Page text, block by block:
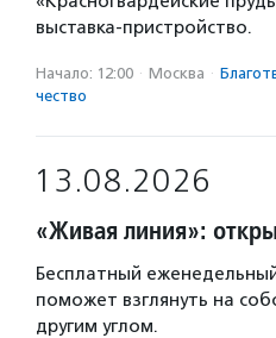
выставка-пристройство.
Начало: 12:00 · Москва ·
чест­во
13.08.2026
«Живая линия»:
Бесплатный
поможет взглянуть на
другим углом.